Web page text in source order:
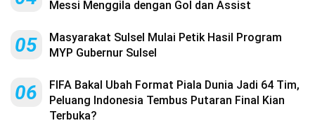
Messi Menggila dengan Gol dan Assist
05
Masyarakat Sulsel Mulai Petik Hasil Program
MYP Gubernur Sulsel
06
FIFA Bakal Ubah Format Piala Dunia Jadi 64 Tim,
Peluang Indonesia Tembus Putaran Final Kian
Terbuka?